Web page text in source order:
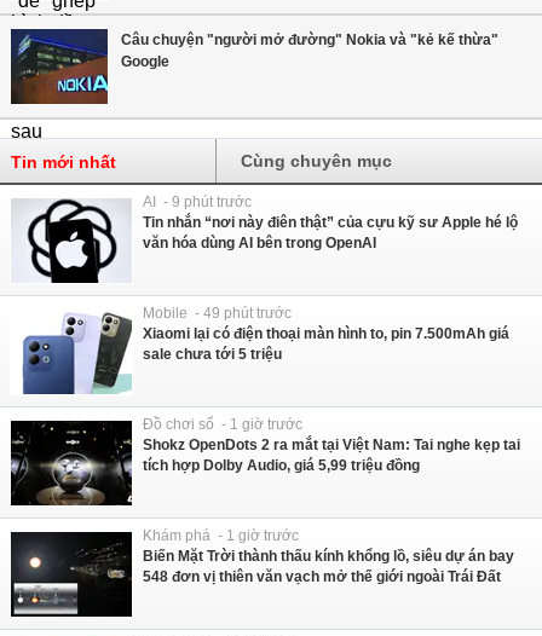
Câu chuyện "người mở đường" Nokia và "kẻ kế thừa"
Google
Tin mới nhất Cùng chuyên mục
AI - 9 phút trước
Tin nhắn “nơi này điên thật” của cựu kỹ sư Apple hé lộ
văn hóa dùng AI bên trong OpenAI
Mobile - 49 phút trước
Xiaomi lại có điện thoại màn hình to, pin 7.500mAh giá
sale chưa tới 5 triệu
Đồ chơi số - 1 giờ trước
Shokz OpenDots 2 ra mắt tại Việt Nam: Tai nghe kẹp tai
tích hợp Dolby Audio, giá 5,99 triệu đồng
Khám phá - 1 giờ trước
Biến Mặt Trời thành thấu kính khổng lồ, siêu dự án bay
548 đơn vị thiên văn vạch mở thế giới ngoài Trái Đất